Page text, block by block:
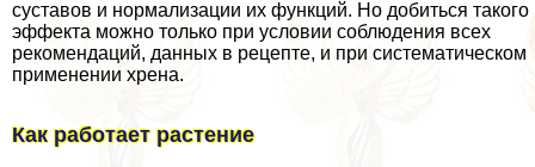
суставов и нормализации их функций. Но добиться такого
эффекта можно только при условии соблюдения всех
рекомендаций, данных в рецепте, и при систематическом
применении хрена.
Как работает растение